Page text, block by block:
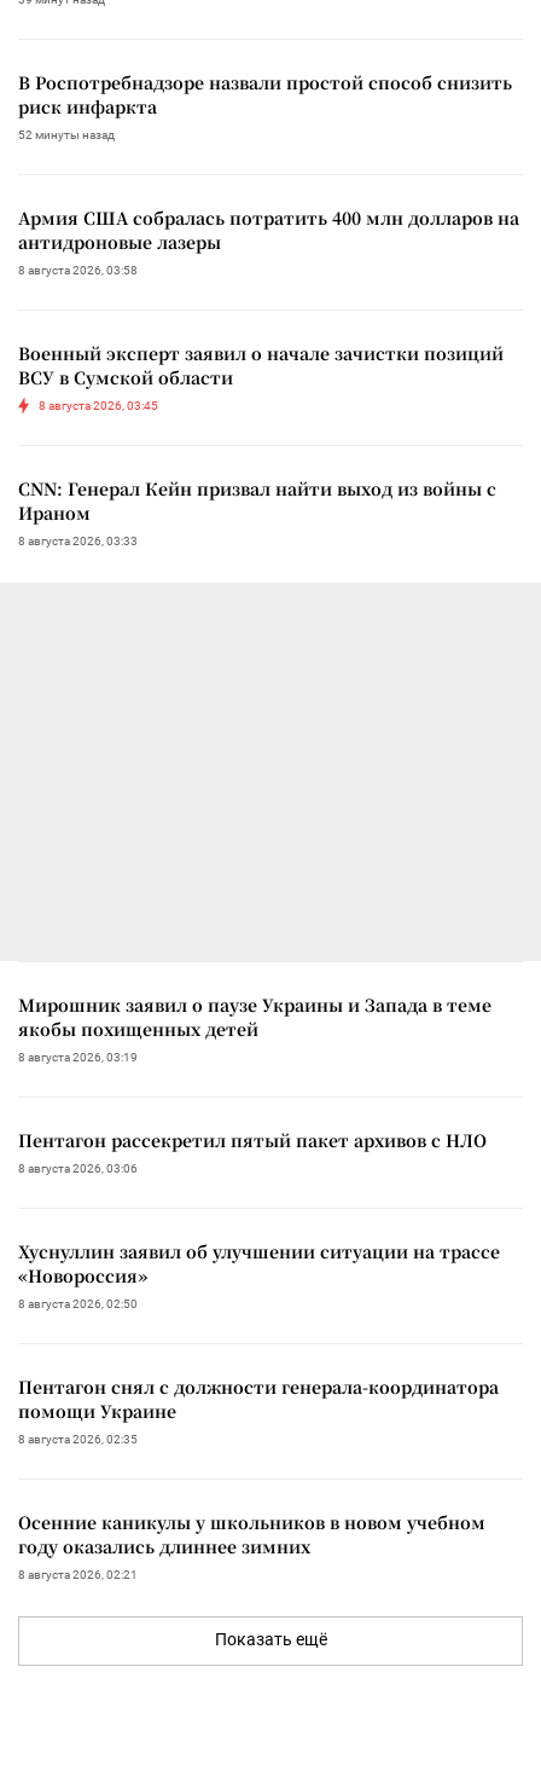
В Роспотребнадзоре назвали простой способ снизить
риск инфаркта
52 минуты назад
Армия США собралась потратить 400 млн долларов на
антидроновые лазеры
8 августа 2026, 03:58
Военный эксперт заявил о начале зачистки позиций
ВСУ в Сумской области
8 августа 2026, 03:45
CNN: Генерал Кейн призвал найти выход из войны с
Ираном
8 августа 2026, 03:33
Мирошник заявил о паузе Украины и Запада в теме
якобы похищенных детей
8 августа 2026, 03:19
Пентагон рассекретил пятый пакет архивов с НЛО
8 августа 2026, 03:06
Хуснуллин заявил об улучшении ситуации на трассе
«Новороссия»
8 августа 2026, 02:50
Пентагон снял с должности генерала-координатора
помощи Украине
8 августа 2026, 02:35
Осенние каникулы у школьников в новом учебном
году оказались длиннее зимних
8 августа 2026, 02:21
Показать ещё